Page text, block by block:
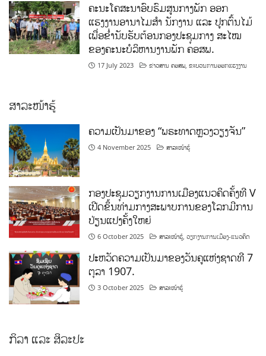
ຄະນະໂຄສະນາອົບຮົມສູນກາງພັກ ອອກ
ແຮງງານອານາໄມສໍາ ນັກງານ ແລະ ປູກຕົ້ນໄມ້
ເພື່ອຂໍ່ານັບຮັບຕ້ອນກອງປະຊຸມກາງ ສະໄໝ
ຂອງຄະນະບໍລິຫານງານພັກ ຄອສພ.
17 July 2023 ຂ່າວສານ ຄອສພ,ຂະບວນການອອກແຮງງານ
ສາລະໜ້າຮູ້
ຄວາມເປັນມາຂອງ “ພຣະທາດຫຼວງວຽງຈັນ”
4 November 2025 ສາລະໜ້າຮູ້
ກອງປະຊຸມວຽກງານການເມືອງແນວຄິດຄັ້ງທີ V
ເປີດຂຶ້ນທ່າມກາງສະພາບການຂອງໂລກມີການ
ປ່ຽນແປງຄັ້ງໃຫຍ່
6 October 2025 ສາລະໜ້າຮູ້,ວຽກງານການເມືອງ-ແນວຄິດ
ປະຫວັດຄວາມເປັນມາຂອງວັນຄູແຫ່ງຊາດທີ 7
ຕຸລາ 1907.
3 October 2025 ສາລະໜ້າຮູ້
ກິລາ ແລະ ສິລະປະ